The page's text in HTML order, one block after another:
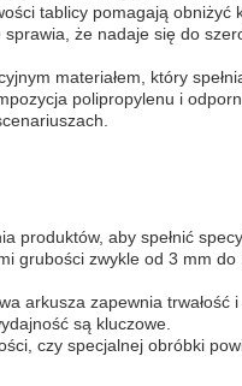
tablicy pomagają
że nadaje się do
materiałem, który
polipropylenu i
aby spełnić
grubości zwykle od 3 mm
arkusza zapewnia
są kluczowe.
czy specjalnej obróbki